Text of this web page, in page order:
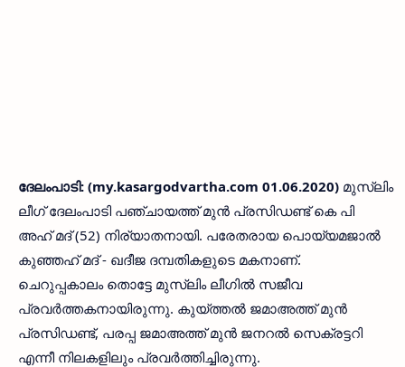
ദേലംപാടി: (my.kasargodvartha.com 01.06.2020) മുസ്ലിം
ലീഗ് ദേലംപാടി പഞ്ചായത്ത് മുന്‍ പ്രസിഡണ്ട് കെ പി
അഹ് മദ് (52) നിര്യാതനായി. പരേതരായ പൊയ്യമജാല്‍
കുഞ്ഞഹ് മദ് - ഖദീജ ദമ്പതികളുടെ മകനാണ്.
ചെറുപ്പകാലം തൊട്ടേ മുസ്ലിം ലീഗില്‍ സജീവ
പ്രവര്‍ത്തകനായിരുന്നു. കുയ്ത്തല്‍ ജമാഅത്ത് മുന്‍
പ്രസിഡണ്ട്, പരപ്പ ജമാഅത്ത് മുന്‍ ജനറല്‍ സെക്രട്ടറി
എന്നീ നിലകളിലും പ്രവര്‍ത്തിച്ചിരുന്നു.